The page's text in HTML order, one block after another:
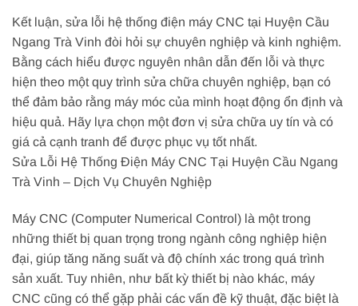
Kết luận, sửa lỗi hệ thống điện máy CNC tại Huyện Cầu
Ngang Trà Vinh đòi hỏi sự chuyên nghiệp và kinh nghiệm.
Bằng cách hiểu được nguyên nhân dẫn đến lỗi và thực
hiện theo một quy trình sửa chữa chuyên nghiệp, bạn có
thể đảm bảo rằng máy móc của mình hoạt động ổn định và
hiệu quả. Hãy lựa chọn một đơn vị sửa chữa uy tín và có
giá cả cạnh tranh để được phục vụ tốt nhất.
Sửa Lỗi Hệ Thống Điện Máy CNC Tại Huyện Cầu Ngang
Trà Vinh – Dịch Vụ Chuyên Nghiệp
Máy CNC (Computer Numerical Control) là một trong
những thiết bị quan trọng trong ngành công nghiệp hiện
đại, giúp tăng năng suất và độ chính xác trong quá trình
sản xuất. Tuy nhiên, như bất kỳ thiết bị nào khác, máy
CNC cũng có thể gặp phải các vấn đề kỹ thuật, đặc biệt là